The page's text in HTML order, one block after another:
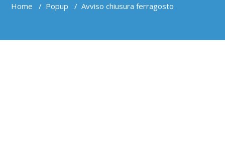
Home / Popup / Avviso chiusura ferragosto